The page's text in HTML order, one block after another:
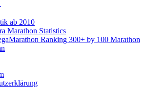
ab 2010
Marathon Statistics
Ranking 300+ by 100 Marathon